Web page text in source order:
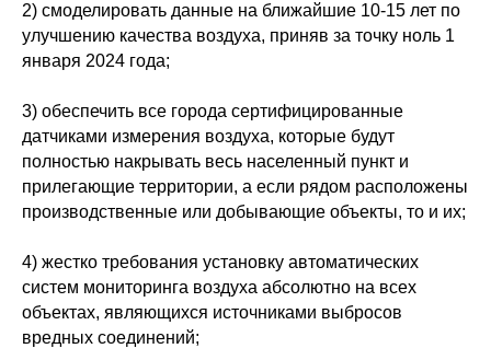
2) смоделировать данные на ближайшие 10-15 лет по
улучшению качества воздуха, приняв за точку ноль 1
января 2024 года;
3) обеспечить все города сертифицированные
датчиками измерения воздуха, которые будут
полностью накрывать весь населенный пункт и
прилегающие территории, а если рядом расположены
производственные или добывающие объекты, то и их;
4) жестко требования установку автоматических
систем мониторинга воздуха абсолютно на всех
объектах, являющихся источниками выбросов
вредных соединений;